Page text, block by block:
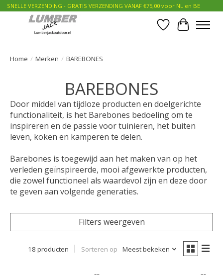
SNELLE VERZENDING - GRATIS VERZENDING VANAF €75,00 voor NL en BE
Verlanglijst
Home / Merken / BAREBONES
BAREBONES
Door middel van tijdloze producten en doelgerichte
functionaliteit, is het Barebones bedoeling om te
inspireren en de passie voor tuinieren, het buiten
leven, koken en kamperen te delen.
Barebones is toegewijd aan het maken van op het
verleden geïnspireerde, mooi afgewerkte producten,
die zowel functioneel als waardevol zijn en deze door
te geven aan volgende generaties.
Filters weergeven
18 producten Sorteren op Meest bekeken